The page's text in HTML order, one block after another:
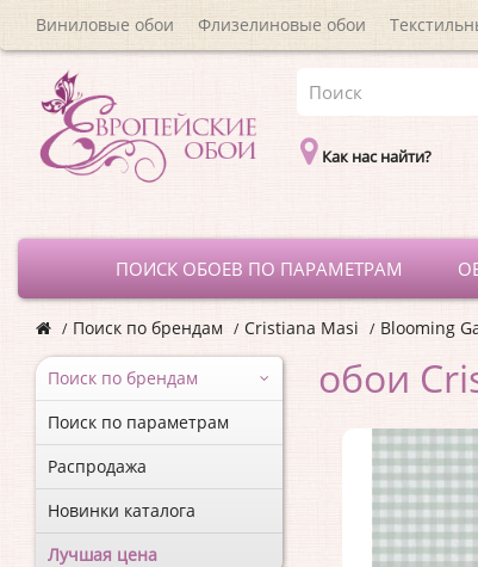
Виниловые обои Флизелиновые обои
Как нас найти?
ПОИСК ОБОЕВ ПО ПАРАМЕТРАМ
Поиск по брендам Cristiana Masi Blooming
Поиск по брендам
Поиск по параметрам
Распродажа
Новинки каталога
Лучшая цена
обои